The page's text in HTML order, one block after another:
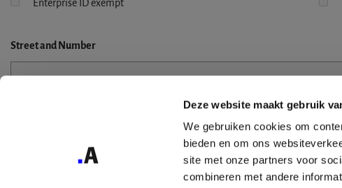
Deze website maakt gebruik
We gebruiken cookies om
bieden en om ons
site met onze partners voor
combineren met andere
Enterprise ID exempt
Streetand Number